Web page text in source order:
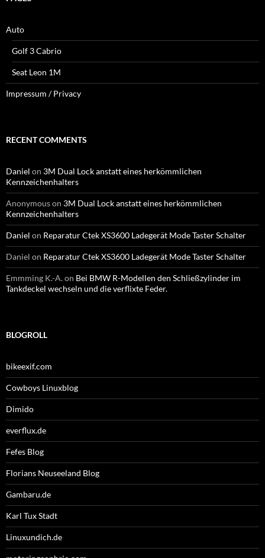
Auto
Golf 3 Cabrio
Seat Leon 1M
Impressum / Privacy
RECENT COMMENTS
Daniel on 3M Dual Lock anstatt eines herkömmlichen
Kennzeichenhalters
Anonymouson 3M Dual Lock anstatt eines herkömmlichen
Kennzeichenhalters
Daniel on Reparatur Ctek XS3600 Ladegerät Mode Taster Schalter
Daniel on Reparatur Ctek XS3600 Ladegerät Mode Taster Schalter
Emmming K.-A.on Bei BMW R-Modellen den Schließzylinder im
Tankdeckel wechseln und die verflixte Feder.
BLOGROLL
bikeexif.com
Cowboys Linuxblog
Dimido
everflux.de
Fefes Blog
Florians Neuseeland Blog
Gambaru.de
Karl Tux Stadt
Linuxundich.de